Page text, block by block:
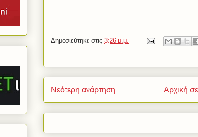
Δημοσιεύτηκε στις 3:26 μ.μ.
Νεότερη ανάρτηση Αρχική